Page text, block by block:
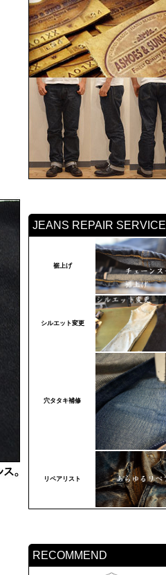
JEANS REPAIR SERVICE
裾上げ
シルエット変更
穴タタキ補修
リペアリスト
RECOMMEND